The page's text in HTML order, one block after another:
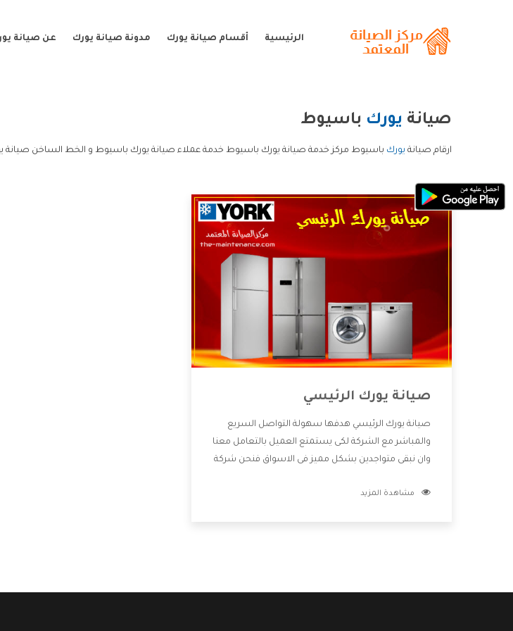
الرئيسية أقسام صيانة يورك مدونة صيانة يورك عن صيانة
صيانة يورك باسيوط
ارقام صيانة يورك باسيوط مركز خدمة صيانة يورك باسيوط خدمة عملاء صيانة يورك باسيوط و الخط الساخن صيانة
صيانة يورك الرئيسي
صيانة يورك الرئيسي هدفها سهولة التواصل السريع
والمباشر مع الشركة لكى يستمتع العميل بالتعامل معنا
وان نبقى متواجدين بشكل مميز فى الاسواق فنحن شركة
بالخدمات التى تنفرد الشركة بها والتى تكون منها خدمة
مشاهدة المزيد